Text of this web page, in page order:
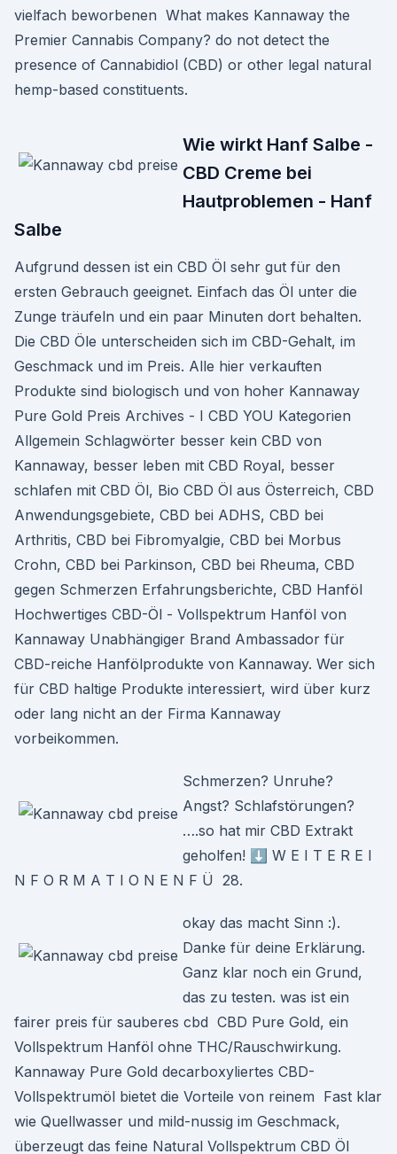
vielfach beworbenen What makes Kannaway the
Premier Cannabis Company? do not detect the
presence of Cannabidiol (CBD) or other legal natural
hemp-based constituents.
Wie wirkt Hanf Salbe -
CBD Creme bei
Hautproblemen - Hanf
Salbe
Aufgrund dessen ist ein CBD Öl sehr gut für den
ersten Gebrauch geeignet. Einfach das Öl unter die
Zunge träufeln und ein paar Minuten dort behalten.
Die CBD Öle unterscheiden sich im CBD-Gehalt, im
Geschmack und im Preis. Alle hier verkauften
Produkte sind biologisch und von hoher Kannaway
Pure Gold Preis Archives - I CBD YOU Kategorien
Allgemein Schlagwörter besser kein CBD von
Kannaway, besser leben mit CBD Royal, besser
schlafen mit CBD Öl, Bio CBD Öl aus Österreich, CBD
Anwendungsgebiete, CBD bei ADHS, CBD bei
Arthritis, CBD bei Fibromyalgie, CBD bei Morbus
Crohn, CBD bei Parkinson, CBD bei Rheuma, CBD
gegen Schmerzen Erfahrungsberichte, CBD Hanföl
Hochwertiges CBD-Öl - Vollspektrum Hanföl von
Kannaway Unabhängiger Brand Ambassador für
CBD-reiche Hanfölprodukte von Kannaway. Wer sich
für CBD haltige Produkte interessiert, wird über kurz
oder lang nicht an der Firma Kannaway
vorbeikommen.
Schmerzen? Unruhe?
Angst? Schlafstörungen?
….so hat mir CBD Extrakt
geholfen! ⬇️ W E I T E R E I
N F O R M A T I O N E N F Ü 28.
okay das macht Sinn :).
Danke für deine Erklärung.
Ganz klar noch ein Grund,
das zu testen. was ist ein
fairer preis für sauberes cbd CBD Pure Gold, ein
Vollspektrum Hanföl ohne THC/Rauschwirkung.
Kannaway Pure Gold decarboxyliertes CBD-
Vollspektrumöl bietet die Vorteile von reinem Fast klar
wie Quellwasser und mild-nussig im Geschmack,
überzeugt das feine Natural Vollspektrum CBD Öl